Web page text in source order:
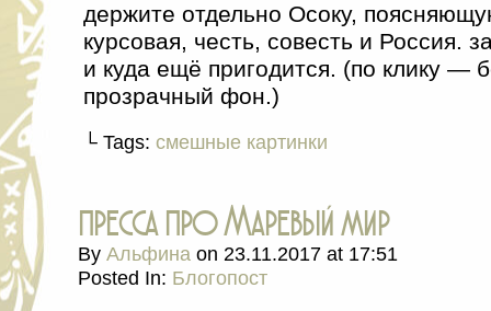
держите отдельно Осоку,
курсовая, честь, совесть и Россия.
и куда ещё пригодится. (по клику —
прозрачный фон.)
└ Tags: смешные картинки
пресса про Маревый мир
By Альфина on 23.11.2017 at 17:51
Posted In: Блогопост